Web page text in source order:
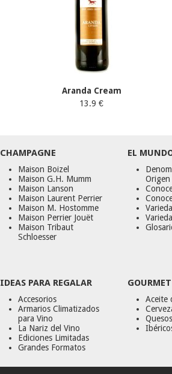
Aranda Cream
13.9 €
CHAMPAGNE
Maison Boizel
Maison G.H. Mumm
Maison Lanson
Maison Laurent Perrier
Maison M. Hostomme
Maison Perrier Jouët
Maison Tribaut
Schloesser
EL
Origen
IDEAS PARA REGALAR
Accesorios
Armarios Climatizados
para Vino
La Nariz del Vino
Ediciones Limitadas
Grandes Formatos
GOURMET
Aceite
Quesos